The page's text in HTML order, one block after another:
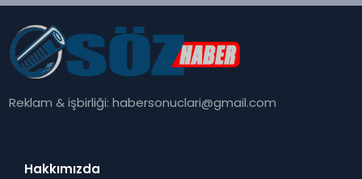
Reklam & işbirliği:habersonuclari@gmail.com
Hakkımızda